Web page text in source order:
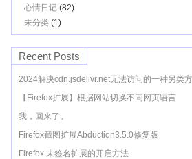
心情日记 (82)
未分类 (1)
Recent Posts
2024解决cdn.jsdelivr.net无法访问的一种另类
【Firefox扩展】根据网站切换不同网页语言
我，回来了。
Firefox截图扩展Abduction3.5.0修复版
Firefox 未签名扩展的开启方法